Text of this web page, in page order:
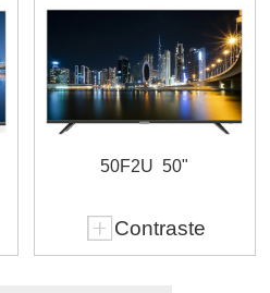
50F2U 50"
Contraste